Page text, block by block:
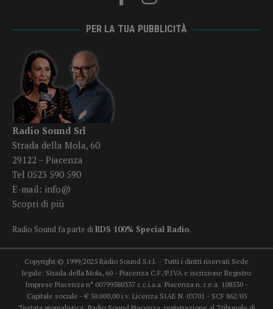
PER LA TUA PUBBLICITÀ
Radio Sound Srl
Strada della Mola, 60
29122 – Piacenza
Tel 0523 590 590
E-mail: info@
Scopri di più
Radio Sound fa parte di RDS 100% Special Radio.
Copyright © 1999/2025 Radio Sound S.r.l. - Tutti i diritti riservati Sede
legale: Strada della Mola, 60 - Piacenza C.F./P.IVA e iscrizione Registro
Imprese Piacenza n° 00799580337 c.c.i.a.a. Piacenza n. r.e.a. 108530 -
Capitale sociale - € 50.000,00 i.v. Licenza SIAE N. 03701 - SCF 862/03